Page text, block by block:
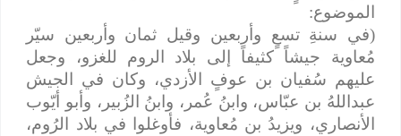
الموضوع:
(في سنةِ تسعٍ وأربعين وقيل ثمان وأربعين سيّر
مُعاوية جيشاً كثيفاً إلى بلاد الروم للغزو، وجعل
عليهم سُفيان بن عوفٍ الأزدي، وكان في الجيش
عبداللهُ بن عبّاس، وابنُ عُمر، وابنُ الزُبير، وأبو أيّوب
الأنصاري، ويزيدُ بن مُعاوية، فأوغلوا في بلاد الرُوم،